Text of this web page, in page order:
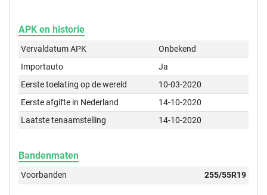
APK en historie
Vervaldatum APK
Onbekend
Importauto
Ja
Eerste toelating op de wereld
10-03-2020
Eerste afgifte in Nederland
14-10-2020
Laatste tenaamstelling
14-10-2020
Bandenmaten
Voorbanden 255/55R19